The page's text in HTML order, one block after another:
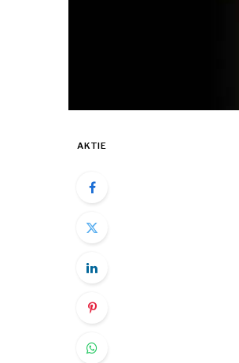
AKTIE